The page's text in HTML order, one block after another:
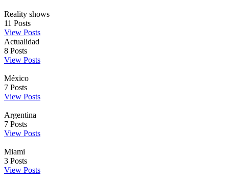
Reality shows
11 Posts
View Posts
Actualidad
8 Posts
View Posts
México
7 Posts
View Posts
Argentina
7 Posts
View Posts
Miami
3 Posts
View Posts